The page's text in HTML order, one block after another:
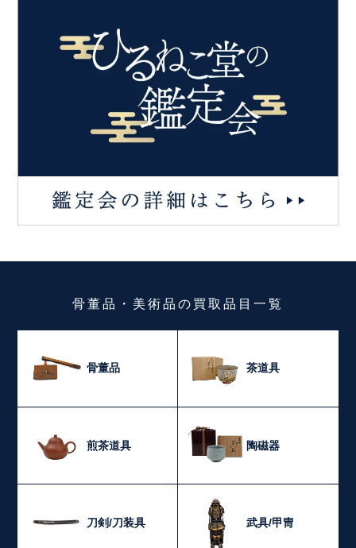
骨董品・美術品の買取品目一覧
骨董品 茶道具
煎茶道具 陶磁器
刀剣/刀装具 武具/甲冑